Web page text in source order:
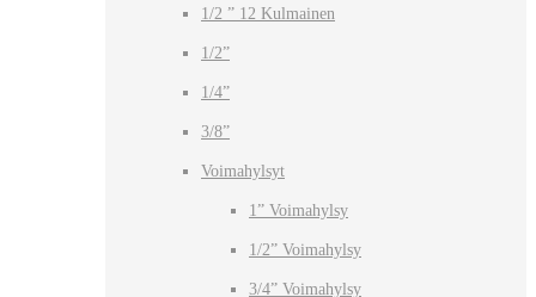
1/2 ” 12 Kulmainen
1/2”
1/4”
3/8”
Voimahylsyt
1” Voimahylsy
1/2” Voimahylsy
3/4” Voimahylsy